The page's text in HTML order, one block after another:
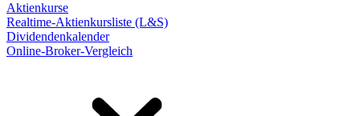
Aktienkurse
Realtime-Aktienkursliste (L&S)
Dividendenkalender
Online-Broker-Vergleich